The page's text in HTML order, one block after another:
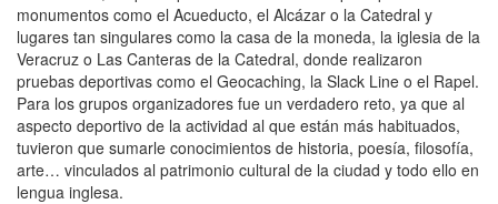
monumentos como el Acueducto, el Alcázar o la Catedral y
lugares tan singulares como la casa de la moneda, la iglesia de la
Veracruz o Las Canteras de la Catedral, donde realizaron
pruebas deportivas como el Geocaching, la Slack Line o el Rapel.
Para los grupos organizadores fue un verdadero reto, ya que al
aspecto deportivo de la actividad al que están más habituados,
tuvieron que sumarle conocimientos de historia, poesía, filosofía,
arte… vinculados al patrimonio cultural de la ciudad y todo ello en
lengua inglesa.